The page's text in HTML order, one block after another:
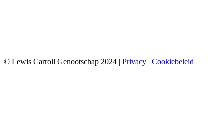
© Lewis Carroll Genootschap 2024 | Privacy | Cookiebeleid